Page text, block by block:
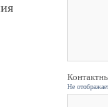
Не